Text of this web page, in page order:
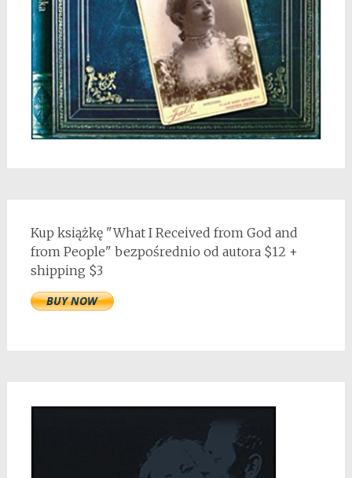
Kup książkę "What I Received from God and
from People" bezpośrednio od autora $12 +
shipping $3